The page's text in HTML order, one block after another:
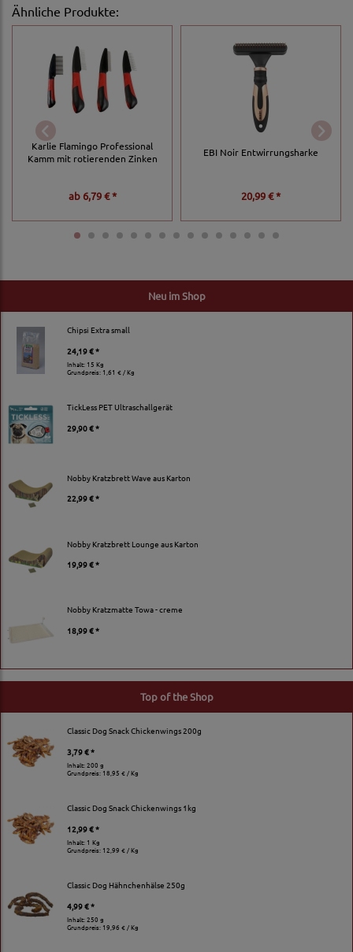
Neu im Shop
Chipsi Extra small
24,19 € *
Inhalt: 15 Kg
Grundpreis:1,61 € / Kg
TickLess PET Ultraschallgerät
29,90 € *
Nobby Kratzbrett Wave aus Karton
22,99 € *
Nobby Kratzbrett Lounge aus Karton
19,99 € *
Nobby Kratzmatte Towa - creme
18,99 € *
Ähnliche Produkte:
Karlie Flamingo Professional
Kamm mit rotierenden Zinken
ab6,79 € *
EBI Noir Entwirrungsharke
20,99 € *
Top of the Shop
Classic Dog Snack Chickenwings 200g
3,79 € *
Inhalt: 200 g
Grundpreis:18,95 € / Kg
Classic Dog Snack Chickenwings 1kg
12,99 € *
Inhalt: 1 Kg
Grundpreis: 12,99 € / Kg
Classic Dog Hähnchenhälse 250g
4,99 € *
Inhalt: 250 g
Grundpreis:19,96 € / Kg